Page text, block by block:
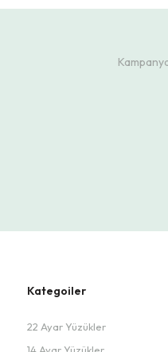
Kategoiler
22 Ayar Yüzükler